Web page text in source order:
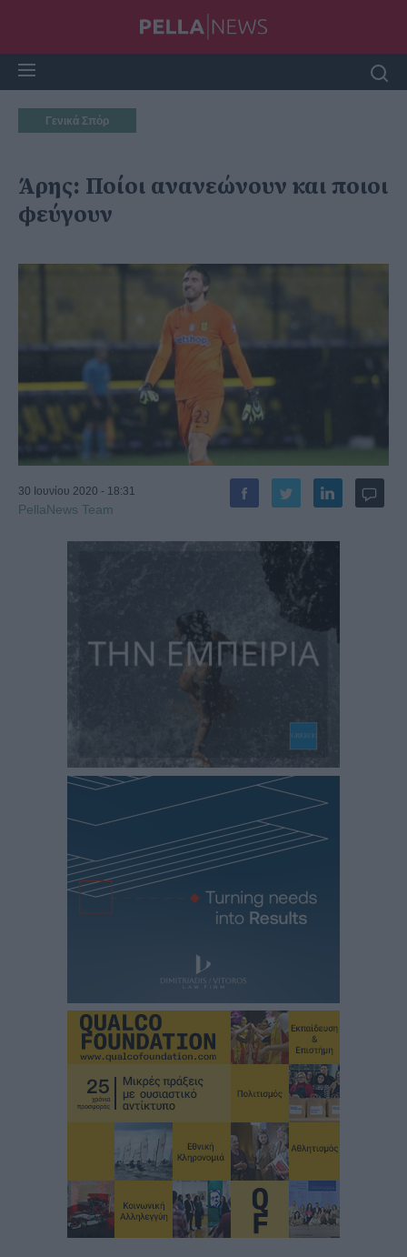
Γενικά Σπόρ
Άρης: Ποίοι ανανεώνουν και ποιοι
φεύγουν
30 Ιουνίου 2020 - 18:31
PellaNews Team